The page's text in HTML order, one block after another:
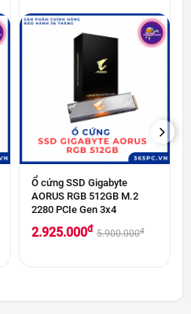
Ổ cứng SSD Gigabyte
AORUS RGB 512GB M.2
2280 PCIe Gen 3x4
2.925.000đ 5.900.000đ
NEXT